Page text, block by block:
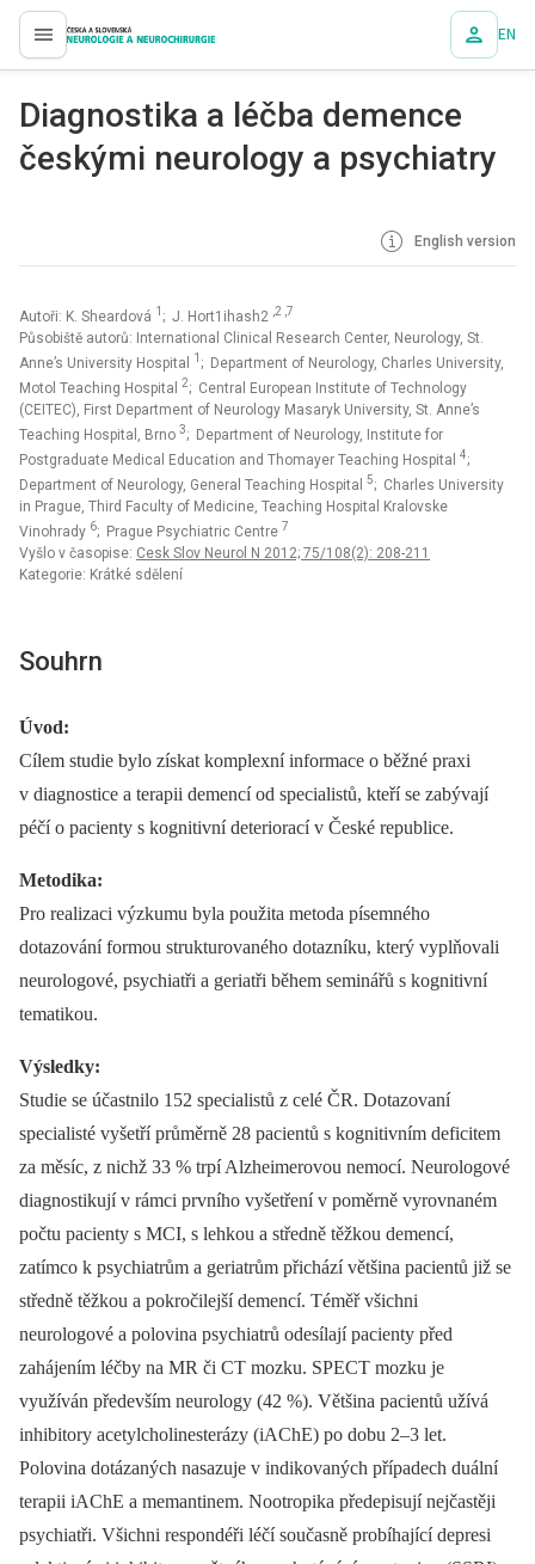
proLékaře.cz EN
Diagnostika a léčba demence
českými neurology a psychiatry
English version
Autoři: K. Sheardová 1 ; J. Hort1ihash2 ,2 ,7
Působiště autorů: International Clinical Research Center, Neurology, St.
Anne’s University Hospital
1 ; Department of Neurology, Charles University,
Motol Teaching Hospital
2; Central European Institute of Technology
(CEITEC), First Department of Neurology Masaryk University, St. Anne’s
Teaching Hospital, Brno 3; Department of Neurology, Institute for
Postgraduate Medical Education and Thomayer Teaching Hospital
4;
Department of Neurology, General Teaching Hospital
5; Charles University
in Prague, Third Faculty of Medicine, Teaching Hospital Kralovske
Vinohrady 6; Prague Psychiatric Centre 7
Vyšlo v časopise: Cesk Slov Neurol N 2012; 75/108(2): 208-211
Kategorie: Krátké sdělení
Souhrn
Úvod:
Cílem studie bylo získat komplexní informace o běžné praxi
v diagnostice a terapii demencí od specialistů, kteří se zabývají
péčí o pacienty s kognitivní deteriorací v České republice.
Metodika:
Pro realizaci výzkumu byla použita metoda písemného
dotazování formou strukturovaného dotazníku, který vyplňovali
neurologové, psychiatři a geriatři během seminářů s kognitivní
tematikou.
Výsledky:
Studie se účastnilo 152 specialistů z celé ČR. Dotazovaní
specialisté vyšetří průměrně 28 pacientů s kognitivním deficitem
za měsíc, z nichž 33 % trpí Alzheimerovou nemocí. Neurologové
diagnostikují v rámci prvního vyšetření v poměrně vyrovnaném
počtu pacienty s MCI, s lehkou a středně těžkou demencí,
zatímco k psychiatrům a geriatrům přichází většina pacientů již se
středně těžkou a pokročilejší demencí. Téměř všichni
neurologové a polovina psychiatrů odesílají pacienty před
zahájením léčby na MR či CT mozku. SPECT mozku je
využíván především neurology (42 %). Většina pacientů užívá
inhibitory acetylcholinesterázy (iAChE) po dobu 2–3 let.
Polovina dotázaných nasazuje v indikovaných případech duální
terapii iAChE a memantinem. Nootropika předepisují nejčastěji
psychiatři. Všichni respondéři léčí současně probíhající depresi